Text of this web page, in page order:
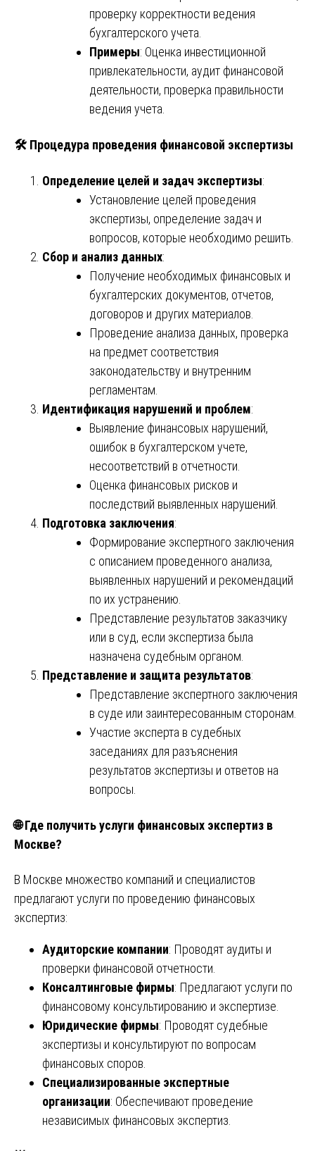
проверку корректности ведения
бухгалтерского учета.
Примеры: Оценка инвестиционной
привлекательности, аудит финансовой
деятельности, проверка правильности
ведения учета.
🛠️ Процедура проведения финансовой экспертизы
Определение целей и задач экспертизы:
Установление целей проведения
экспертизы, определение задач и
вопросов, которые необходимо решить.
Сбор и анализ данных:
Получение необходимых финансовых и
бухгалтерских документов, отчетов,
договоров и других материалов.
Проведение анализа данных, проверка
на предмет соответствия
законодательству и внутренним
регламентам.
Идентификация нарушений и проблем:
Выявление финансовых нарушений,
ошибок в бухгалтерском учете,
несоответствий в отчетности.
Оценка финансовых рисков и
последствий выявленных нарушений.
Подготовка заключения:
Формирование экспертного заключения
с описанием проведенного анализа,
выявленных нарушений и рекомендаций
по их устранению.
Представление результатов заказчику
или в суд, если экспертиза была
назначена судебным органом.
Представление и защита результатов:
Представление экспертного заключения
в суде или заинтересованным сторонам.
Участие эксперта в судебных
заседаниях для разъяснения
результатов экспертизы и ответов на
вопросы.
🌐Где получить услуги финансовых экспертиз в
Москве?
В Москве множество компаний и специалистов
предлагают услуги по проведению финансовых
экспертиз:
Аудиторские компании: Проводят аудиты и
проверки финансовой отчетности.
Консалтинговые фирмы: Предлагают услуги по
финансовому консультированию и экспертизе.
Юридические фирмы: Проводят судебные
экспертизы и консультируют по вопросам
финансовых споров.
Специализированные экспертные
организации: Обеспечивают проведение
независимых финансовых экспертиз.